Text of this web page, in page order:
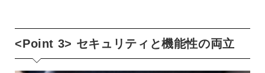
<Point 3> セキュリティと機能性の両立